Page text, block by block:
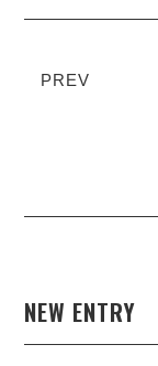
PREV
NEW ENTRY